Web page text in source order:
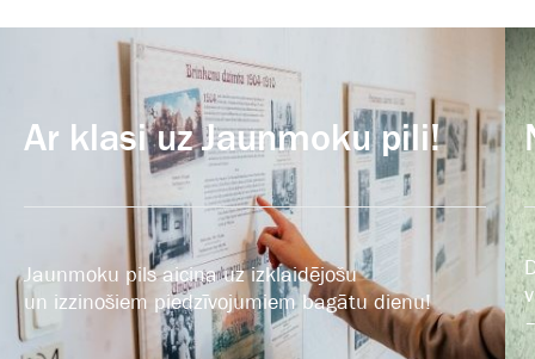
Ar klasi uz Jaunmoku pili!
Jaunmoku pils aicina uz izklaidējošu
un izzinošiem piedzīvojumiem bagātu dienu!